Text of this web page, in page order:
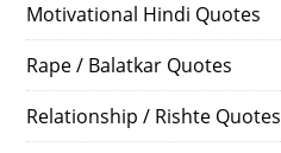
Motivational Hindi Quotes
Rape / Balatkar Quotes
Relationship / Rishte Quotes